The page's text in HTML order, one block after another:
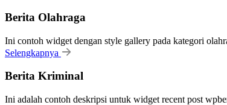
Berita Olahraga
Ini contoh widget dengan style gallery pada kategori
Selengkapnya
Berita Kriminal
Ini adalah contoh deskripsi untuk widget recent post